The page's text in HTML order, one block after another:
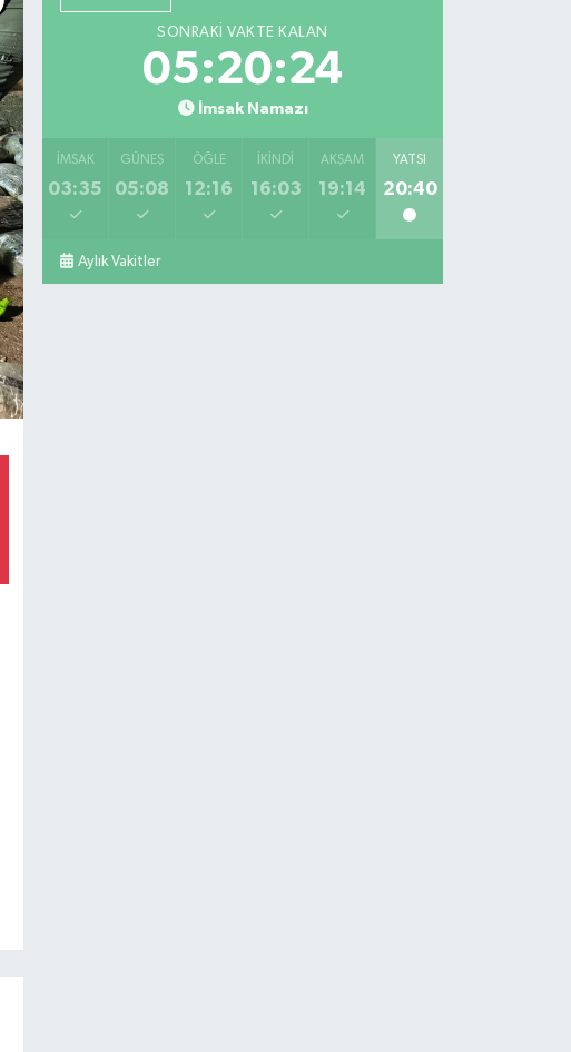
SONRAKI VAKTE KALAN
05:20:24
İmsak Namazı
İMSAK
03:35
GÜNEŞ
05:08
ÖĞLE
12:16
İKINDI
16:03
AKŞAM
19:14
YATSI
20:40
Aylık Vakitler